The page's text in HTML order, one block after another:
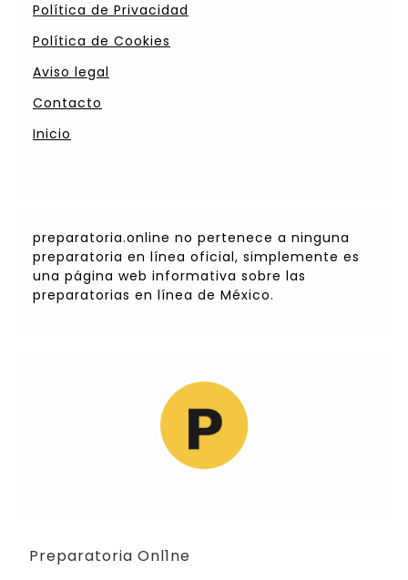
Política de Privacidad
Política de Cookies
Aviso legal
Contacto
Inicio
preparatoria.online no pertenece a ninguna
preparatoria en línea oficial, simplemente es
una página web informativa sobre las
preparatorias en línea de México.
Preparatoria Onl1ne